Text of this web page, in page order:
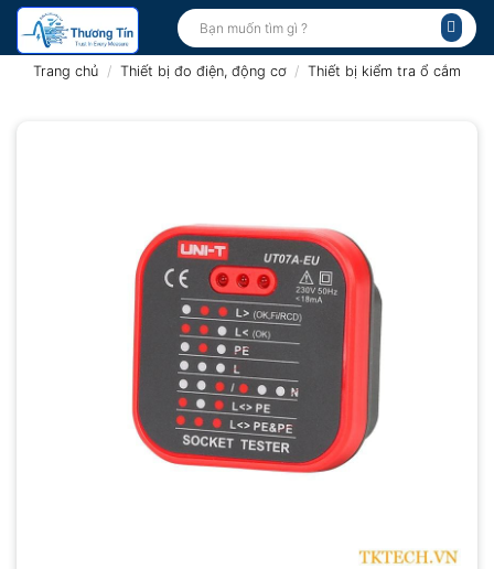
Bỏ
qua
Tìm
kiếm:
Trang chủ / Thiết bị đo điện, động cơ / Thiết bị kiểm tra ổ cắm